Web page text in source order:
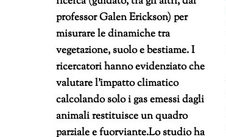
professor Galen Erickson) per
misurare le dinamiche tra
vegetazione, suolo e bestiame. I
ricercatori hanno evidenziato che
valutare l’impatto climatico
calcolando solo i gas emessi dagli
animali restituisce un quadro
parziale e fuorviante.Lo studio ha